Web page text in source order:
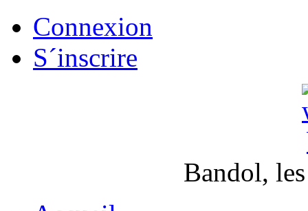
Connexion
S´inscrire
Bandol,